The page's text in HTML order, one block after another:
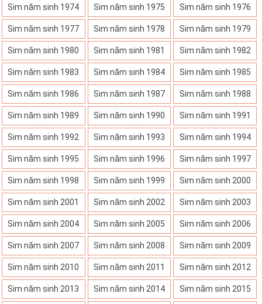
Sim năm sinh 1974 Sim năm sinh 1975 Sim năm sinh 1976
Sim năm sinh 1977 Sim năm sinh 1978 Sim năm sinh 1979
Sim năm sinh 1980 Sim năm sinh 1981 Sim năm sinh 1982
Sim năm sinh 1983 Sim năm sinh 1984 Sim năm sinh 1985
Sim năm sinh 1986 Sim năm sinh 1987 Sim năm sinh 1988
Sim năm sinh 1989 Sim năm sinh 1990 Sim năm sinh 1991
Sim năm sinh 1992 Sim năm sinh 1993 Sim năm sinh 1994
Sim năm sinh 1995 Sim năm sinh 1996 Sim năm sinh 1997
Sim năm sinh 1998 Sim năm sinh 1999 Sim năm sinh 2000
Sim năm sinh 2001 Sim năm sinh 2002 Sim năm sinh 2003
Sim năm sinh 2004 Sim năm sinh 2005 Sim năm sinh 2006
Sim năm sinh 2007 Sim năm sinh 2008 Sim năm sinh 2009
Sim năm sinh 2010 Sim năm sinh 2011 Sim năm sinh 2012
Sim năm sinh 2013 Sim năm sinh 2014 Sim năm sinh 2015